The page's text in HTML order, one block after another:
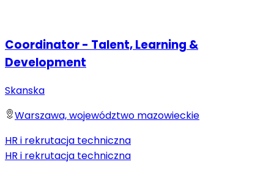
Coordinator - Talent, Learning &
Development
Skanska
Warszawa, województwo mazowieckie
HR i rekrutacja techniczna
HR i rekrutacja techniczna